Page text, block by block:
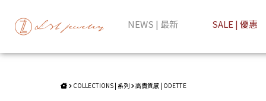
NEWS | 最新 SALE | 優惠
COLLECTIONS | 系列 高貴質感 | ODETTE